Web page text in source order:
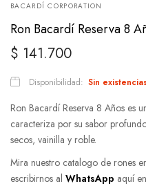
BACARDÍ CORPORATION
Ron Bacardí Reserva 8
$ 141.700
Disponibilidad: Sin
Ron Bacardí Reserva 8 Años es
caracteriza por su sabor
secos, vainilla y roble.
Mira nuestro catalogo de rones
escribirnos al WhatsApp aquí